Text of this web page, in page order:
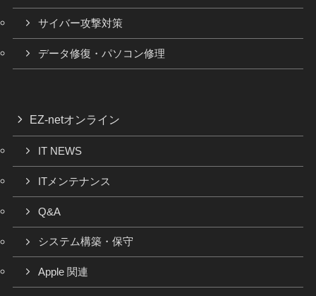
サイバー攻撃対策
データ修復・パソコン修理
EZ-netオンライン
IT NEWS
ITメンテナンス
Q&A
システム構築・保守
Apple 関連